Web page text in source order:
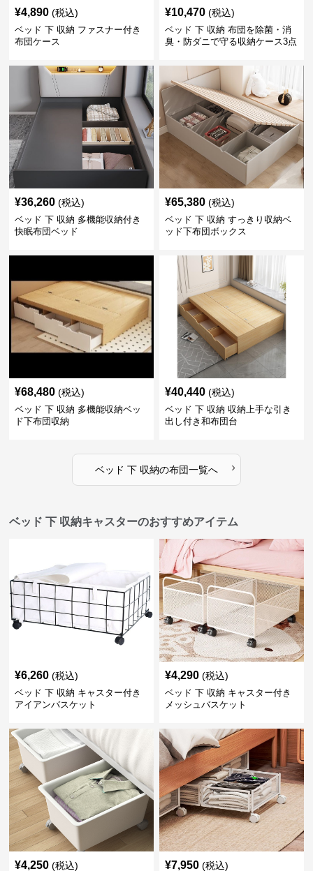
¥4,890 (税込)
ベッド 下 収納 ファスナー付き
布団ケース
¥10,470 (税込)
ベッド 下 収納 布団を除菌・消
臭・防ダニで守る収納ケース3点
¥36,260 (税込)
ベッド 下 収納 多機能収納付き
快眠布団ベッド
¥65,380 (税込)
ベッド 下 収納 すっきり収納ベ
ッド下布団ボックス
¥68,480 (税込)
ベッド 下 収納 多機能収納ベッ
ド下布団収納
¥40,440 (税込)
ベッド 下 収納 収納上手な引き
出し付き和布団台
ベッド 下 収納の布団一覧へ ›
ベッド 下 収納キャスターのおすすめアイテム
¥6,260 (税込)
ベッド 下 収納 キャスター付き
アイアンバスケット
¥4,290 (税込)
ベッド 下 収納 キャスター付き
メッシュバスケット
¥4,250 (税込) ¥7,950 (税込)